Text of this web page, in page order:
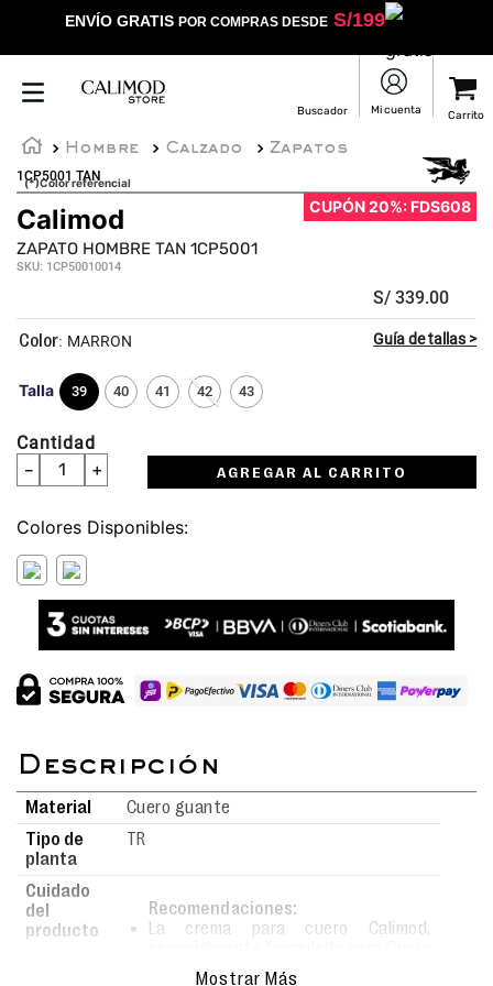
ENVÍO GRATIS POR COMPRAS DESDES/199
Hombre Calzado
Zapatos
1CP5001 TAN
(*)Color referencial
CUPÓN 20%: FDS608
Calimod
ZAPATO HOMBRE TAN 1CP5001
SKU: 1CP50010014
S/ 339.00
Talla 39 40 41 42 43
: MARRON
Cantidad
＋
－ AGREGAR AL CARRITO
Colores
Material
Cuero guante
Tipo de
planta
TR
Cuidado
del
producto
Recomendaciones:
La crema para cuero Calimod,
Liso, Cuero Guante, Cuero Badana,
Mostrar Más